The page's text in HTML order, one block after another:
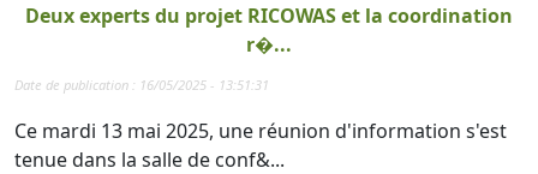
Deux experts du projet RICOWAS et la coordination
r�...
Date de publication : 16/05/2025 - 13:51:31
Ce mardi 13 mai 2025, une réunion d'information s'est
tenue dans la salle de conf&...